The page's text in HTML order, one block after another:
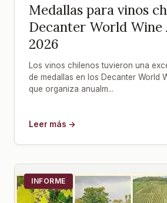
Medallas para vinos
Decanter World Wine
2026
Los vinos chilenos tuvieron una
de medallas en los Decanter World
que organiza anualm...
Leer más →
INFORME